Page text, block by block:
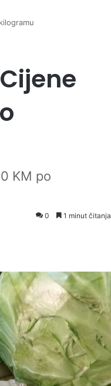
KM po
0 1 minut čitanja